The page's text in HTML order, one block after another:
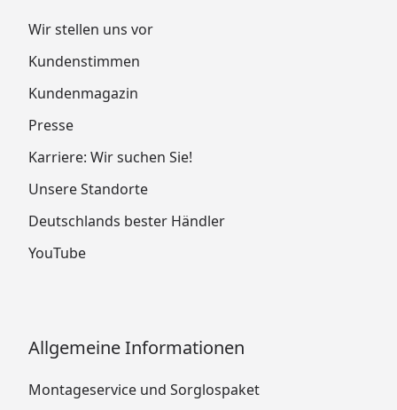
Wir stellen uns vor
Kundenstimmen
Kundenmagazin
Presse
Karriere: Wir suchen Sie!
Unsere Standorte
Deutschlands bester Händler
YouTube
Allgemeine Informationen
Montageservice und Sorglospaket